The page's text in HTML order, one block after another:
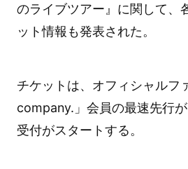
のライブツアー』に関して、
ット情報も発表された。
チケットは、オフィシャルフ
company.」会員の最速先行
受付がスタートする。